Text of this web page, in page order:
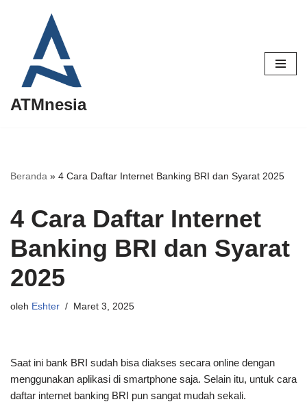
Lompat
konten
ATMnesia
Beranda » 4 Cara Daftar Internet Banking BRI dan Syarat 2025
4 Cara Daftar Internet
Banking BRI dan Syarat
2025
oleh Eshter Maret 3, 2025
Saat ini bank BRI sudah bisa diakses secara online dengan
menggunakan aplikasi di smartphone saja. Selain itu, untuk cara
daftar internet banking BRI pun sangat mudah sekali.